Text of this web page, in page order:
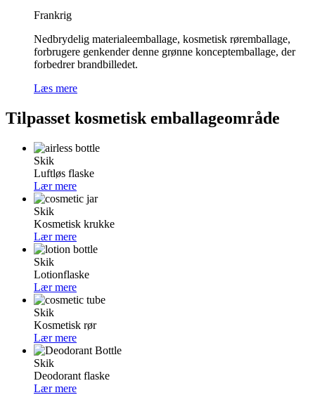
Frankrig
Nedbrydelig materialeemballage, kosmetisk røremballage,
forbrugere genkender denne grønne konceptemballage, der
forbedrer brandbilledet.
Læs mere
Tilpasset kosmetisk emballageområde
Skik
Luftløs flaske
Lær mere
Skik
Kosmetisk krukke
Lær mere
Skik
Lotionflaske
Lær mere
Skik
Kosmetisk rør
Lær mere
Skik
Deodorant flaske
Lær mere